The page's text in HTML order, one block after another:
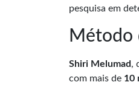
pesquisa em
Método
Shiri Melumad,
com mais de 10